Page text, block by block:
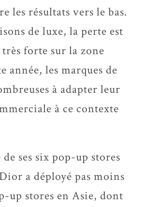
les résultats vers le bas.
de luxe, la perte est
forte sur la zone
année, les marques de
à adapter leur
à ce contexte
ses six pop-up stores
a déployé pas moins
up stores en Asie, dont